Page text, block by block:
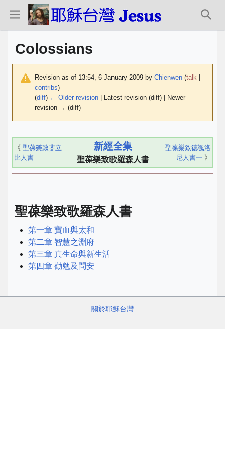
Colossians
Revision as of 13:54, 6 January 2009 by Chienwen (talk
contribs)
(diff) ← Older revision | Latest revision (diff) | Newer
revision → (diff)
《 聖葆樂致斐立
比人書
新經全集
聖葆樂致歌羅森人書
聖葆樂致德颯洛
尼人書一 》
聖葆樂致歌羅森人書
第一章 寶血與太和
第二章 智慧之淵府
第三章 真生命與新生活
第四章 勸勉及問安
關於耶穌台灣